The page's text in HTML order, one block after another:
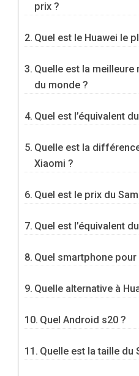
prix ?
Quel est le Huawei le
Quelle est la
du monde ?
Quel est l’équivalent
Quelle est la
Xiaomi ?
Quel est le prix du
Quel est l’équivalent
Quel smartphone
Quelle alternative à
Quel Android s20 ?
Quelle est la taille du